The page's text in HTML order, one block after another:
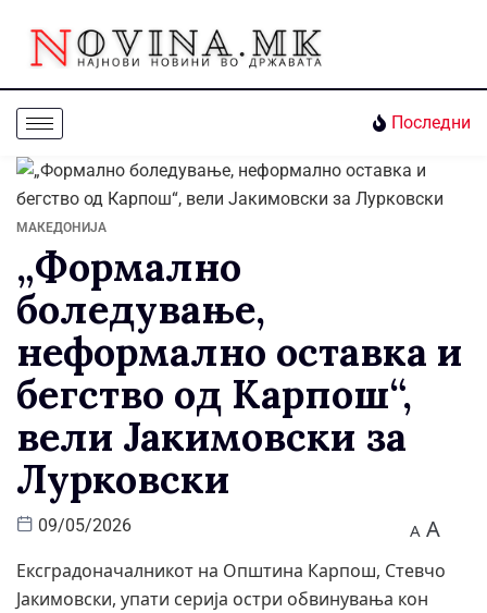
Последни
МАКЕДОНИЈА
„Формално
боледување,
неформално оставка и
бегство од Карпош“,
вели Јакимовски за
Лурковски
09/05/2026 A A
Ексградоначалникот на Општина Карпош, Стевчо
Јакимовски, упати серија остри обвинувања кон